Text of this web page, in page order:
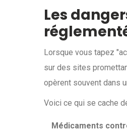
Les
Lorsque vous tapez
sur des sites
opèrent souvent dans
Voici ce qui se cache
Médicaments